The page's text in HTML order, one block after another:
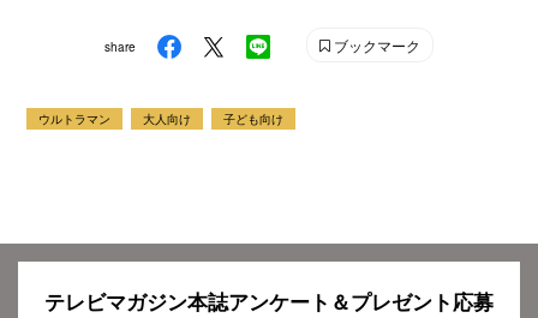
share ブックマーク
ウルトラマン 大人向け 子ども向け
テレビマガジン本誌アンケート＆プレゼント応募